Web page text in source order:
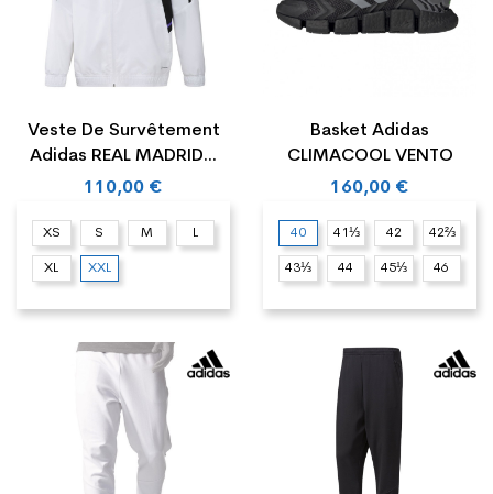
Veste De Survêtement
Adidas REAL MADRID...
110,00 €
XS S M L
XL XXL
Basket Adidas
CLIMACOOL VENTO
160,00 €
40 41⅓ 42 42⅔
43⅓ 44 45⅓ 46